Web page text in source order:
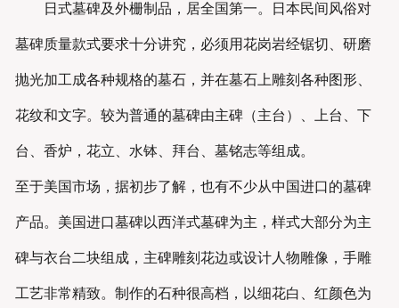
日式墓碑及外栅制品，居全国第一。日本民间风俗对
墓碑质量款式要求十分讲究，必须用花岗岩经锯切、研磨
抛光加工成各种规格的墓石，并在墓石上雕刻各种图形、
花纹和文字。较为普通的墓碑由主碑（主台）、上台、下
台、香炉，花立、水钵、拜台、墓铭志等组成。
至于美国市场，据初步了解，也有不少从中国进口的墓碑
产品。美国进口墓碑以西洋式墓碑为主，样式大部分为主
碑与衣台二块组成，主碑雕刻花边或设计人物雕像，手雕
工艺非常精致。制作的石种很高档，以细花白、红颜色为